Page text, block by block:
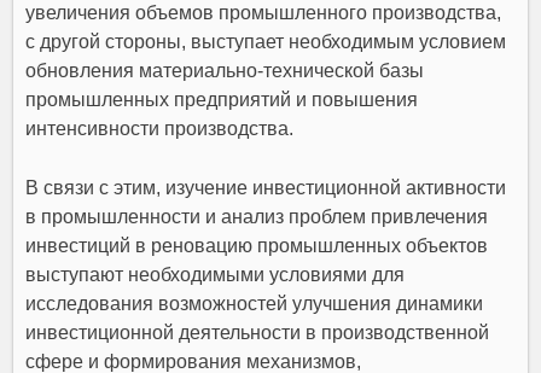
увеличения объемов промышленного производства,
с другой стороны, выступает необходимым условием
обновления материально-технической базы
промышленных предприятий и повышения
интенсивности производства.
В связи с этим, изучение инвестиционной активности
в промышленности и анализ проблем привлечения
инвестиций в реновацию промышленных объектов
выступают необходимыми условиями для
исследования возможностей улучшения динамики
инвестиционной деятельности в производственной
сфере и формирования механизмов,